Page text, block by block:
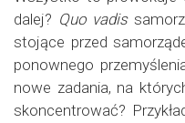
dalej? Quo vadis
stojące przed
ponownego
nowe zadania, na
skoncentrować?